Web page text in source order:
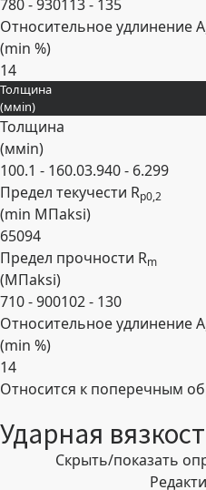
780 - 930113 - 135
Относительное удлинение A
(min %)
14
Развернуть
Толщина
(ммin)
Толщина
(ммin)
100.1 - 160.03.940 - 6.299
Предел текучести Rp0,2
(min МПаksi)
65094
Предел прочности Rm
(МПаksi)
710 - 900102 - 130
Относительное удлинение A
(min %)
14
Развернуть
Относится к поперечным
Ударная
Скрыть/показать